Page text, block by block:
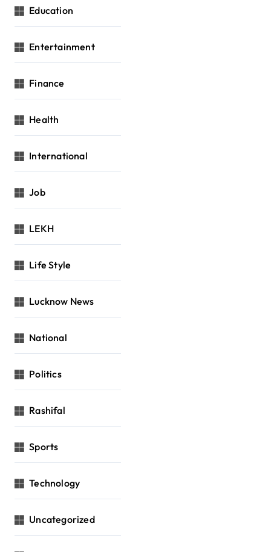
Education
Entertainment
Finance
Health
International
Job
LEKH
Life Style
Lucknow News
National
Politics
Rashifal
Sports
Technology
Uncategorized